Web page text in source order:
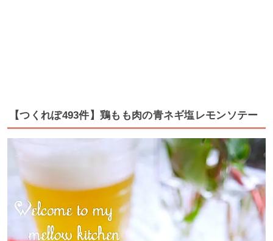
【つくれぽ493件】鶏もも肉の青ネギ塩レモンソテー